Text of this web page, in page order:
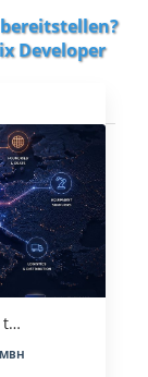
Developer
t…